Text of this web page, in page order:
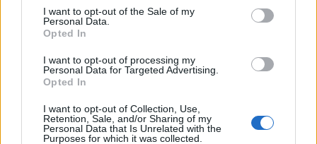
consent section.
I want to opt-out of the Sale of my
Personal Data.
Opted In
I want to opt-out of processing my
Personal Data for Targeted Advertising.
Opted In
I want to opt-out of Collection, Use,
Retention, Sale, and/or Sharing of my
Personal Data that Is Unrelated with the
Purposes for which it was collected.
Mai várható bejelentés: Chrome OS
és Chrome Web App Store